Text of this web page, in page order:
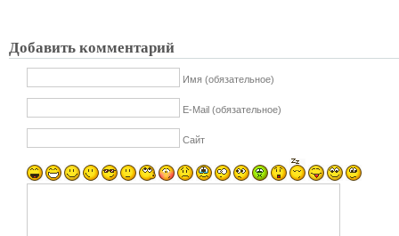
Добавить комментарий
Имя (обязательное)
E-Mail (обязательное)
Сайт